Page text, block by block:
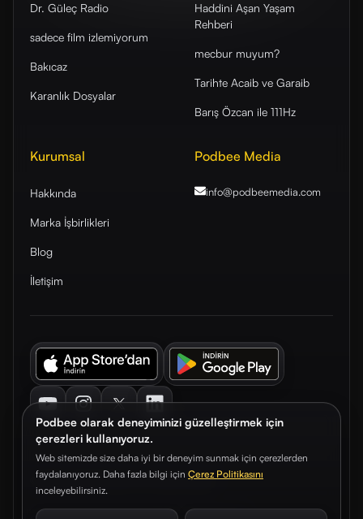
Podbee olarak deneyiminizi güzelleştirmek için
çerezleri kullanıyoruz.
Web sitemizde size daha iyi bir deneyim sunmak için çerezlerden
faydalanıyoruz. Daha fazla bilgi için Çerez Politikasını
inceleyebilirsiniz.
Dr. Güleç Radio
sadece film izlemiyorum
Bakıcaz
Karanlık Dosyalar
Haddini Aşan Yaşam
Rehberi
mecbur muyum?
Tarihte Acaib ve Garaib
Barış Özcan ile 111Hz
Kurumsal
Hakkında
Marka İşbirlikleri
Blog
İletişim
Podbee Media
info@podbeemedia.com
© 2026. Podbee Media. Tüm hakları saklıdır.